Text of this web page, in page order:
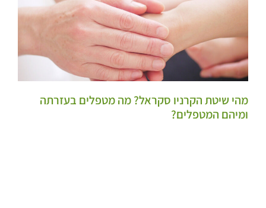
מהי שיטת הקרניו סקראל? מה מטפלים בעזרתה
ומיהם המטפלים?